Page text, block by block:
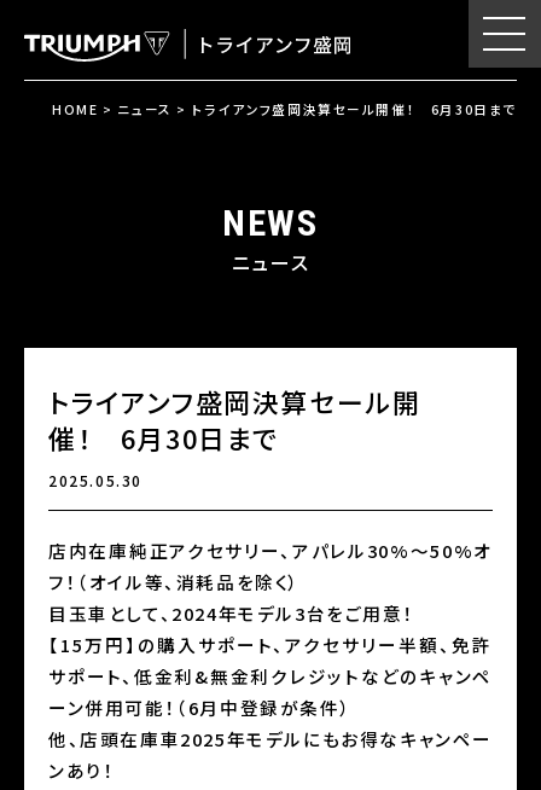
HOME > ニュース > トライアンフ盛岡決算セール開催！ 6月30日まで
ニュース
トライアンフ盛岡決算セール開
催！ 6月30日まで
2025.05.30
店内在庫純正アクセサリー、アパレル30%〜50%オ
フ！（オイル等、消耗品を除く）
目玉車として、2024年モデル3台をご用意！
【15万円】の購入サポート、アクセサリー半額、免許
サポート、低金利&無金利クレジットなどのキャンペ
ーン併用可能！（6月中登録が条件）
他、店頭在庫車2025年モデルにもお得なキャンペー
ンあり！